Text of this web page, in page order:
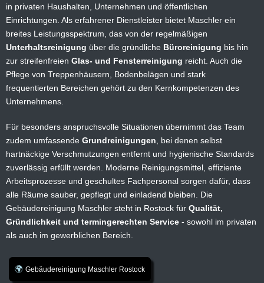
in privaten Haushalten, Unternehmen und öffentlichen
Einrichtungen. Als erfahrener Dienstleister bietet Maschler ein
breites Leistungsspektrum, das von der regelmäßigen
Unterhaltsreinigung über die gründliche Büroreinigung bis hin
zur streifenfreien Glas- und Fensterreinigung reicht. Auch die
Pflege von Treppenhäusern, Bodenbelägen und stark
frequentierten Bereichen gehört zu den Kernkompetenzen des
Unternehmens.
Für besonders anspruchsvolle Situationen übernimmt das Team
zudem umfassende Grundreinigungen , bei denen selbst
hartnäckige Verschmutzungen entfernt und hygienische Standards
zuverlässig erfüllt werden. Moderne Reinigungsmittel, effiziente
Arbeitsprozesse und geschultes Fachpersonal sorgen dafür, dass
alle Räume sauber, gepflegt und einladend bleiben. Die
Gebäudereinigung Maschler steht in Rostock für Qualität,
Gründlichkeit und termingerechten Service - sowohl im privaten
als auch im gewerblichen Bereich.
Gebäudereinigung Maschler Rostock